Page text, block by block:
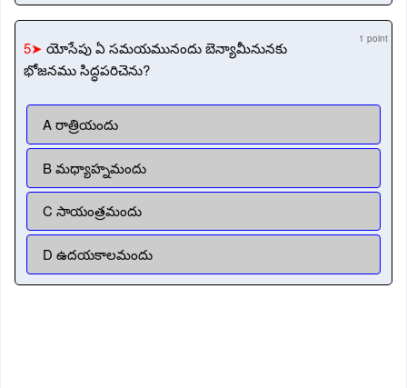
5➤ యోసేపు ఏ సమయమునందు బెన్యామీనునకు
భోజనము సిద్ధపరిచెను?
1 point
A రాత్రియందు
B మధ్యాహ్నమందు
C సాయంత్రమందు
D ఉదయకాలమందు